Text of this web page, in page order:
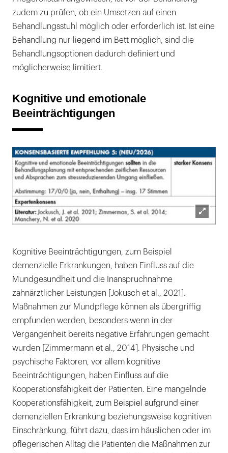
zudem zu prüfen, ob ein Umsetzen auf einen
Behandlungsstuhl möglich oder erforderlich ist. Ist eine
Behandlung nur liegend im Bett möglich, sind die
Behandlungsoptionen dadurch definiert und
möglicherweise limitiert.
Kognitive und emotionale
Beeinträchtigungen
Kognitive Beeinträchtigungen, zum Beispiel
demenzielle Erkrankungen, haben Einfluss auf die
Mundgesundheit und die Inanspruchnahme
zahnärztlicher Leistungen [Jokusch et al., 2021].
Maßnahmen zur Mundpflege können als übergriffig
empfunden werden, besonders wenn in der
Vergangenheit bereits negative Erfahrungen gemacht
wurden [Zimmermann et al., 2014]. Physische und
psychische Faktoren, vor allem kognitive
Beeinträchtigungen, haben Einfluss auf die
Kooperationsfähigkeit der Patienten. Eine mangelnde
Kooperationsfähigkeit, zum Beispiel aufgrund einer
demenziellen Erkrankung beziehungsweise kognitiven
Einschränkung, führt dazu, dass im häuslichen oder im
pflegerischen Alltag die Patienten die Maßnahmen zur